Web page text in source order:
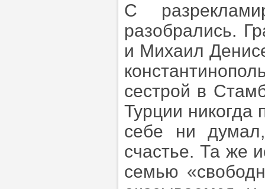
С
разобрались.
и Михаил
сестрой в
Турции никогда
себе ни
счастье. Та же
семью